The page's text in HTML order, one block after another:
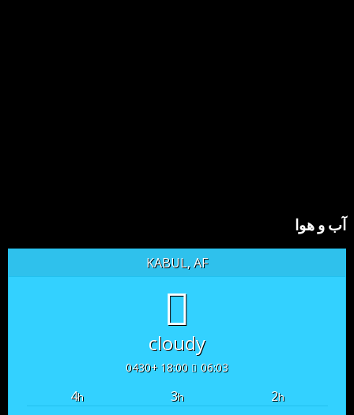
آب و هوا
KABUL, AF
cloudy
06:03
18:00 +0430
2h
3h
4h